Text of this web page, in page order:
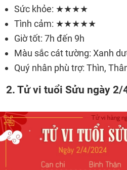
Sức khỏe: ★★★★
Tình cảm: ★★★★★
Giờ tốt: 7h đến 9h
Màu sắc cát tường: Xanh
Quý nhân phù trợ: Thìn,
2. Tử vi tuổi Sửu ngày 2/